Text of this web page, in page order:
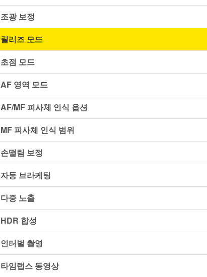
조광 보정
릴리즈 모드
초점 모드
AF 영역 모드
AF/MF 피사체 인식 옵션
MF 피사체 인식 범위
손떨림 보정
자동 브라케팅
다중 노출
HDR 합성
인터벌 촬영
타임랩스 동영상